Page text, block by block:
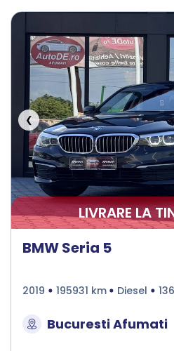
❮
LIVRARE LA
BMW Seria 5
2019 195931 km Diesel
Bucuresti Afumati